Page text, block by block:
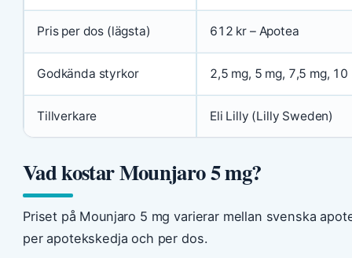
Pris per dos (lägsta) 612 kr – Apotea
Godkända styrkor 2,5 mg, 5 mg, 7,5 mg,
Tillverkare Eli Lilly (Lilly Sweden)
Vad kostar Mounjaro 5 mg?
Priset på Mounjaro 5 mg varierar mellan svenska
per apotekskedja och per dos.